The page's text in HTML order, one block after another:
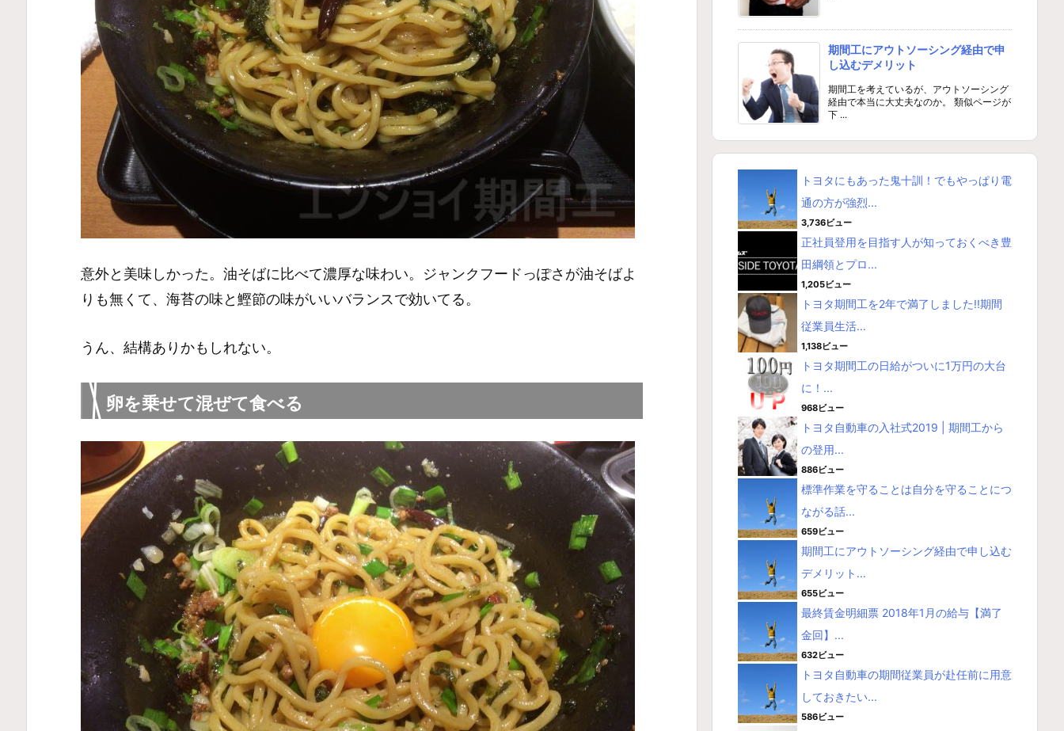
意外と美味しかった。油そばに比べて濃厚な味わい。ジャンクフードっぽさが油そばよ
りも無くて、海苔の味と鰹節の味がいいバランスで効いてる。
うん、結構ありかもしれない。
卵を乗せて混ぜて食べる
期間工にアウトソーシング経由で申
し込むデメリット
期間工を考えているが、アウトソーシング
経由で本当に大丈夫なのか。 類似ページが
下 ...
トヨタにもあった鬼十訓！でもやっぱり電
通の方が強烈...
3,736ビュー
正社員登用を目指す人が知っておくべき豊
田綱領とプロ...
1,205ビュー
トヨタ期間工を2年で満了しました!!期間
従業員生活...
1,138ビュー
トヨタ期間工の日給がついに1万円の大台
に！...
968ビュー
トヨタ自動車の入社式2019 | 期間工から
の登用...
886ビュー
標準作業を守ることは自分を守ることにつ
ながる話...
659ビュー
期間工にアウトソーシング経由で申し込む
デメリット...
655ビュー
最終賃金明細票 2018年1月の給与【満了
金回】...
632ビュー
トヨタ自動車の期間従業員が赴任前に用意
しておきたい...
586ビュー